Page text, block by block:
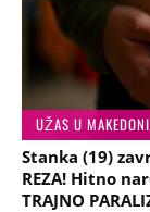
UŽAS U
Stanka (19)
REZA! Hitno
TRAJNO